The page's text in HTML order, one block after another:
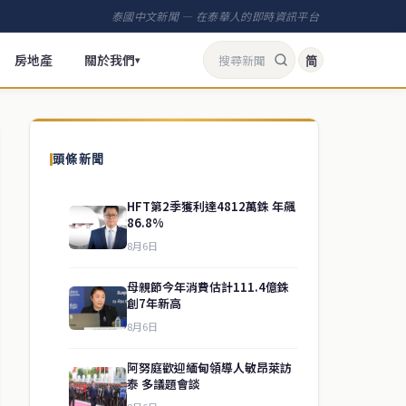
泰國中文新聞 — 在泰華人的即時資訊平台
房地產 關於我們▾ 简
頭條新聞
HFT第2季獲利達4812萬銖 年飆
86.8%
8月6日
母親節今年消費估計111.4億銖
創7年新高
8月6日
阿努庭歡迎緬甸領導人敏昂萊訪
泰 多議題會談